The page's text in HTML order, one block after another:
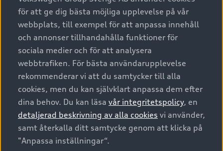
A6 modellerna
SUV
Avant
Audi Sport
Nya bilar i lager
Begagnade bilar i lager
Audi approved :plus - så gott som nya
Finansiering
Audi exclusive
Provkörning
Service & tillbehör
Audi digital services
Originaltillbehör - köp online
Garantier
Försäkring
Digitala manualer för din Audi
Audi Collection – livsstilsartiklar
Vanliga frågor
Tjänstebil
Tjänstebil
Business lease online
Företagsleasing
Om Audi Sverige
Kontakta oss
Audi Återförsäljare/-serviceverkstad
myAudi
Pressmeddelanden
© 2026 AUDI SVERIGE. All Rights Reserved.
Utgivare Juridiskt
Juridiskt Audi AG
Juridiskt Audi Digital Giveaway
för att ge dig bästa möjliga upplevelse på vår
webbplats, till exempel för att anpassa innehåll
och annonser tillhandahålla funktioner för
sociala medier och för att analysera
webbtrafiken. För bästa användarupplevelse
rekommenderar vi att du samtycker till alla
cookies, men du kan självklart anpassa dem efter
dina behov. Du kan läsa vår integritetspolicy, en
detaljerad beskrivning av alla cookies vi använder,
samt återkalla ditt samtycke genom att klicka på
"Anpassa inställningar“.